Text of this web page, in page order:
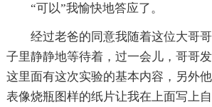
“可以”我愉快地答应了。
经过老爸的同意我随着这位大哥
子里静静地等待着，过一会儿，哥哥
这里面有这次实验的基本内容，另外
表像烧瓶图样的纸片让我在上面写上